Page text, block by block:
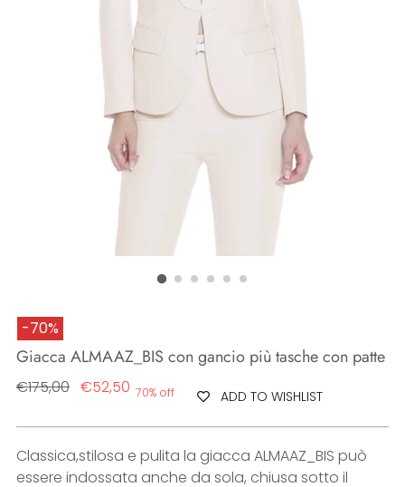
-70%
Giacca ALMAAZ_BIS con gancio più tasche con patte
Regular
€175,00 €52,50 70% off ADD TO WISHLIST
Classica,stilosa e pulita la giacca ALMAAZ_BIS può
essere indossata anche da sola, chiusa sotto il